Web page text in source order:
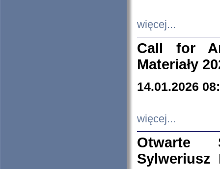
więcej...
Call for
Materiały
14.01.2026
więcej...
Otwarte
Sylweriusz